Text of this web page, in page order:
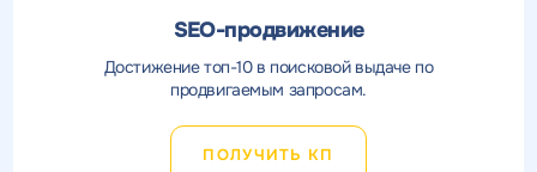
SEO-продвижение
Достижение топ-10 в поисковой выдаче по
продвигаемым запросам.
ПОЛУЧИТЬ КП